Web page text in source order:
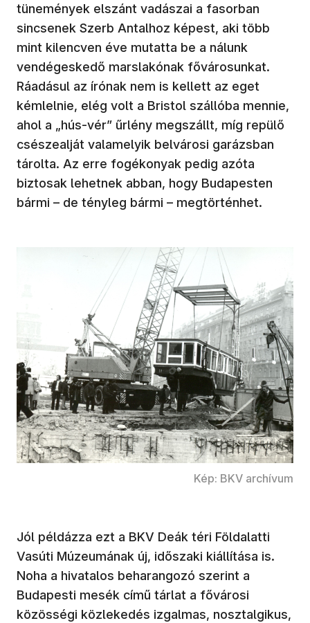
tünemények elszánt vadászai a fasorban
sincsenek Szerb Antalhoz képest, aki több
mint kilencven éve mutatta be a nálunk
vendégeskedő marslakónak fővárosunkat.
Ráadásul az írónak nem is kellett az eget
kémlelnie, elég volt a Bristol szállóba mennie,
ahol a „hús-vér” űrlény megszállt, míg repülő
csészealját valamelyik belvárosi garázsban
tárolta. Az erre fogékonyak pedig azóta
biztosak lehetnek abban, hogy Budapesten
bármi – de tényleg bármi – megtörténhet.
Kép: BKV archívum
Jól példázza ezt a BKV Deák téri Földalatti
Vasúti Múzeumának új, időszaki kiállítása is.
Noha a hivatalos beharangozó szerint a
Budapesti mesék című tárlat a fővárosi
közösségi közlekedés izgalmas, nosztalgikus,